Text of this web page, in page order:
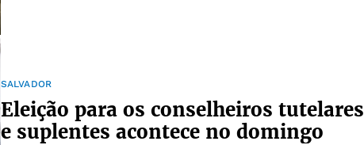
SALVADOR
Eleição para os conselheiros tutelares
e suplentes acontece no domingo